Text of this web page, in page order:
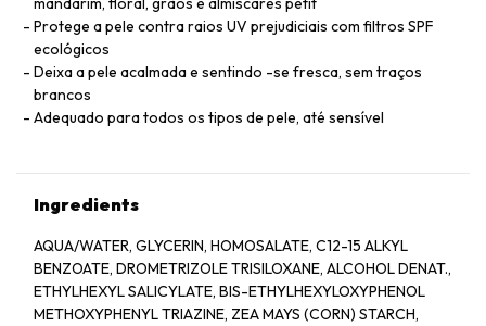
Protege a pele contra raios UV prejudiciais com filtros SPF
ecológicos
Deixa a pele acalmada e sentindo -se fresca, sem traços
brancos
Adequado para todos os tipos de pele, até sensível
Ingredients
AQUA/WATER, GLYCERIN, HOMOSALATE, C12-15 ALKYL
BENZOATE, DROMETRIZOLE TRISILOXANE, ALCOHOL DENAT.,
ETHYLHEXYL SALICYLATE, BIS-ETHYLHEXYLOXYPHENOL
METHOXYPHENYL TRIAZINE, ZEA MAYS (CORN) STARCH,